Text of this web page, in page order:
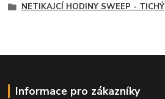
NETIKAJCÍ HODINY SWEEP - TICHÝ
Informace pro zákazníky